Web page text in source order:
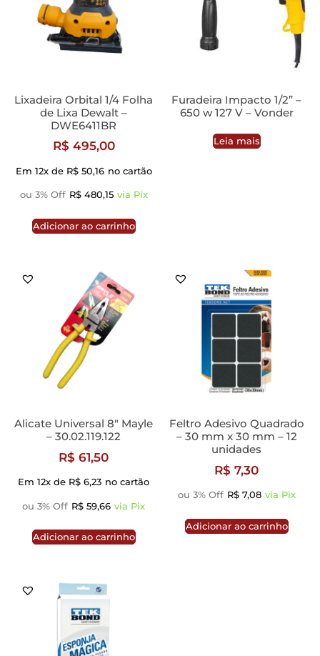
Lixadeira Orbital 1/4 Folha
de Lixa Dewalt –
DWE6411BR
R$ 495,00
Em 12x de R$50,16 no cartão
ou 3% Off R$480,15 via Pix
Adicionar ao carrinho
Furadeira Impacto 1/2” –
650 w 127 V – Vonder
Leia mais
Alicate Universal 8″ Mayle
– 30.02.119.122
R$ 61,50
Em 12x de R$ 6,23 no cartão
ou 3% Off R$ 59,66 via Pix
Adicionar ao carrinho
Feltro Adesivo Quadrado
– 30 mm x 30 mm – 12
unidades
R$ 7,30
ou 3% Off R$7,08 via Pix
Adicionar ao carrinho